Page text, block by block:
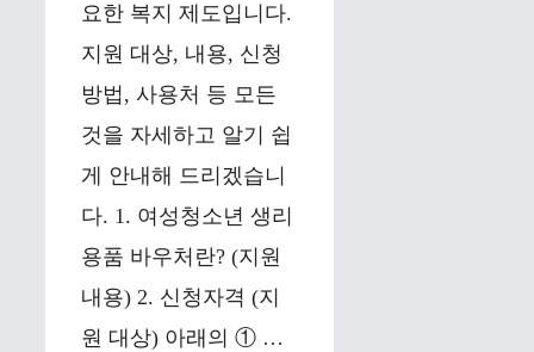
요한 복지 제도입니다.
지원 대상, 내용, 신청
방법, 사용처 등 모든
것을 자세하고 알기 쉽
게 안내해 드리겠습니
다. 1. 여성청소년 생리
용품 바우처란? (지원
내용) 2. 신청자격 (지
원 대상) 아래의 ① …